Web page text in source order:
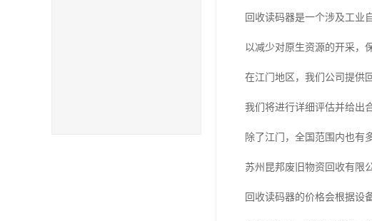
回收读码器是一个涉及工业
以减少对原生资源的开采，
在江门地区，我们公司提供
我们将进行详细评估并给出
除了江门，全国范围内也有
苏州昆邦废旧物资回收有限
回收读码器的价格会根据设